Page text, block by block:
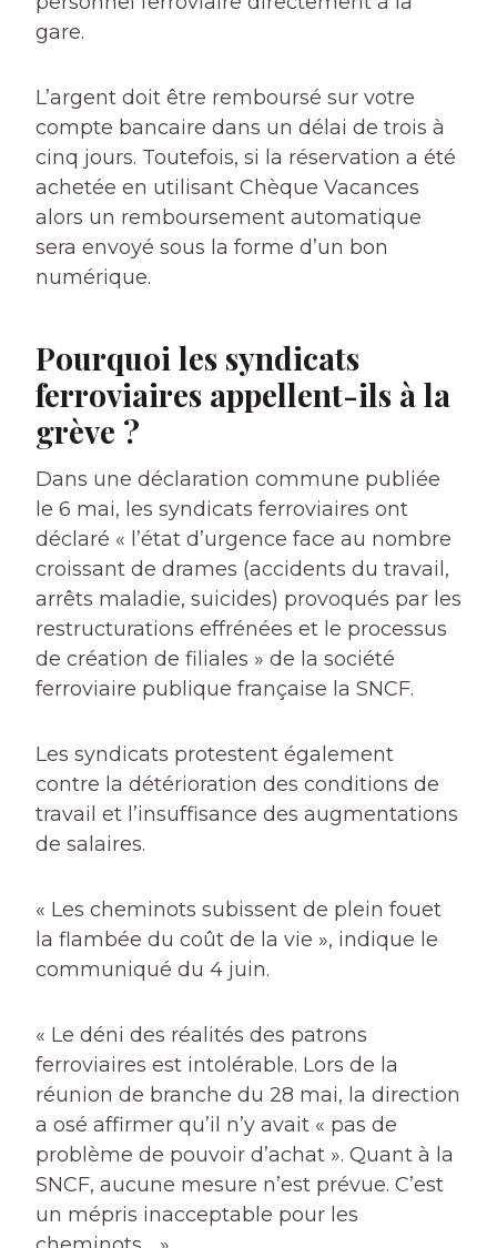
gare.
L’argent doit être remboursé sur votre
compte bancaire dans un délai de trois à
cinq jours. Toutefois, si la réservation a été
achetée en utilisant Chèque Vacances
alors un remboursement automatique
sera envoyé sous la forme d’un bon
numérique.
Pourquoi les syndicats
ferroviaires appellent-ils à la
grève ?
Dans une déclaration commune publiée
le 6 mai, les syndicats ferroviaires ont
déclaré « l’état d’urgence face au nombre
croissant de drames (accidents du travail,
arrêts maladie, suicides) provoqués par les
restructurations effrénées et le processus
de création de filiales » de la société
ferroviaire publique française la SNCF.
Les syndicats protestent également
contre la détérioration des conditions de
travail et l’insuffisance des augmentations
de salaires.
« Les cheminots subissent de plein fouet
la flambée du coût de la vie », indique le
communiqué du 4 juin.
« Le déni des réalités des patrons
ferroviaires est intolérable. Lors de la
réunion de branche du 28 mai, la direction
a osé affirmer qu’il n’y avait « pas de
problème de pouvoir d’achat ». Quant à la
SNCF, aucune mesure n’est prévue. C’est
un mépris inacceptable pour les